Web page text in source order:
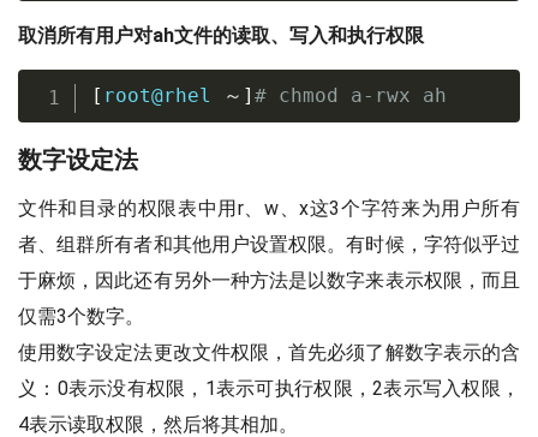
取消所有用户对ah文件的读取、写入和执行权限
[ root@rhel ～ ] # chmod a-rwx ah
数字设定法
文件和目录的权限表中用r、w、x这3个字符来为用户所有
者、组群所有者和其他用户设置权限。有时候，字符似乎过
于麻烦，因此还有另外一种方法是以数字来表示权限，而且
仅需3个数字。
使用数字设定法更改文件权限，首先必须了解数字表示的含
义：0表示没有权限，1表示可执行权限，2表示写入权限，
4表示读取权限，然后将其相加。